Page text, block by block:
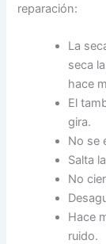
reparación:
La
seca
hace
El
gira.
No se
Salta
No
Hace
ruido.